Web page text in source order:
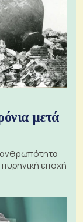
μετά
ανθρωπότητα
πυρηνική εποχή